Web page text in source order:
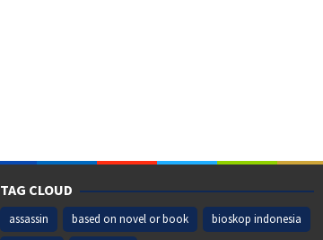
TAG CLOUD
assassin based on novel or book
bioskop indonesia